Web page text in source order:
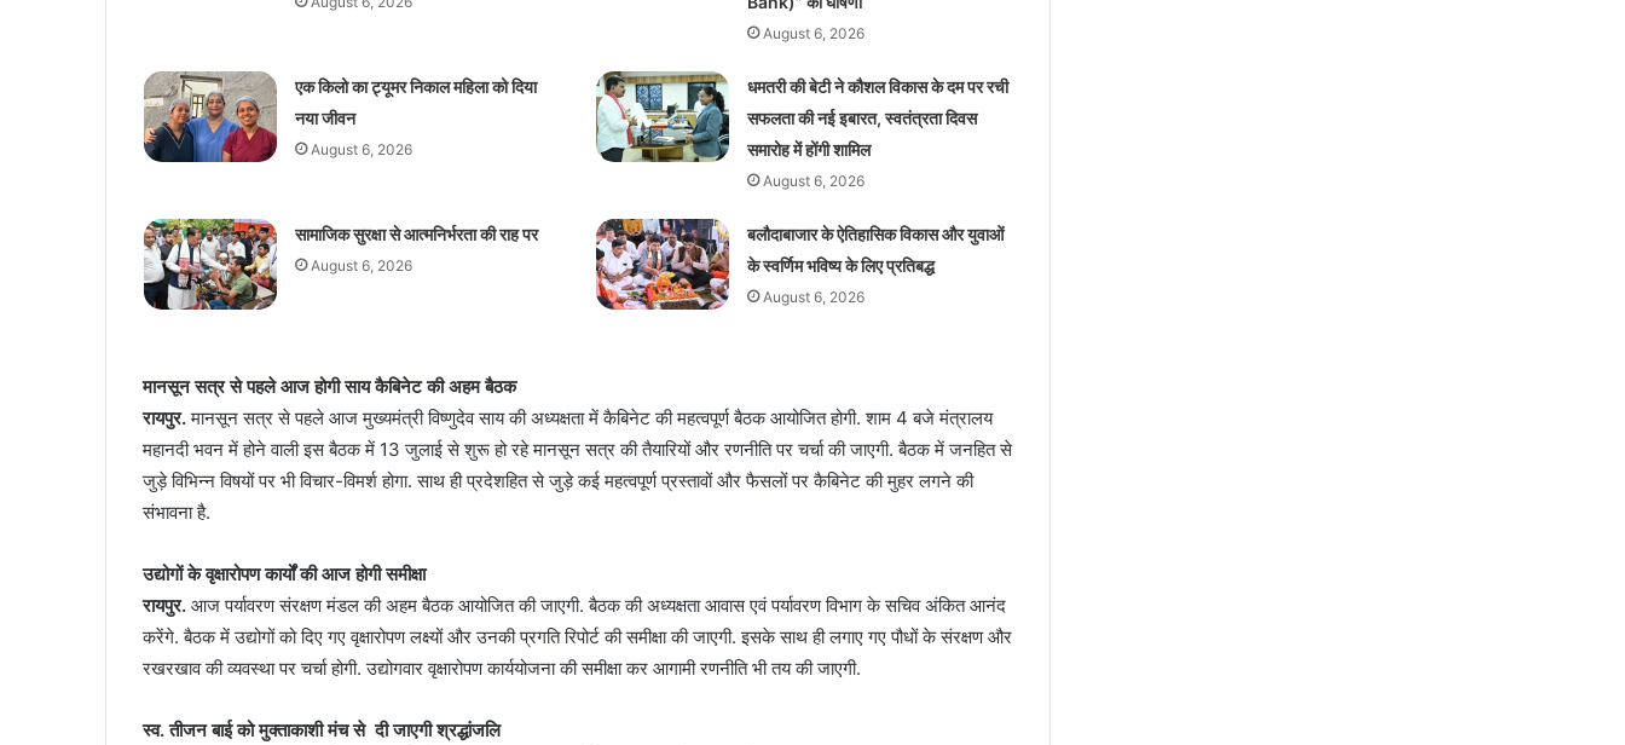
August 6, 2026
एक किलो का ट्यूमर निकाल महिला को दिया
नया जीवन
August 6, 2026
धमतरी की बेटी ने कौशल विकास के दम पर रची
सफलता की नई इबारत, स्वतंत्रता दिवस
समारोह में होंगी शामिल
August 6, 2026
सामाजिक सुरक्षा से आत्मनिर्भरता की राह पर
August 6, 2026
बलौदाबाजार के ऐतिहासिक विकास और युवाओं
के स्वर्णिम भविष्य के लिए प्रतिबद्ध
August 6, 2026
मानसून सत्र से पहले आज होगी साय कैबिनेट की अहम बैठक
रायपुर.मानसून सत्र से पहले आज मुख्यमंत्री विष्णुदेव साय की अध्यक्षता में कैबिनेट की महत्वपूर्ण बैठक आयोजित होगी. शाम 4 बजे मंत्रालय
महानदी भवन में होने वाली इस बैठक में 13 जुलाई से शुरू हो रहे मानसून सत्र की तैयारियों और रणनीति पर चर्चा की जाएगी. बैठक में जनहित से
जुड़े विभिन्न विषयों पर भी विचार-विमर्श होगा. साथ ही प्रदेशहित से जुड़े कई महत्वपूर्ण प्रस्तावों और फैसलों पर कैबिनेट की मुहर लगने की
संभावना है.
उद्योगों के वृक्षारोपण कार्यों की आज होगी समीक्षा
रायपुर. आज पर्यावरण संरक्षण मंडल की अहम बैठक आयोजित की जाएगी. बैठक की अध्यक्षता आवास एवं पर्यावरण विभाग के सचिव अंकित आनंद
करेंगे. बैठक में उद्योगों को दिए गए वृक्षारोपण लक्ष्यों और उनकी प्रगति रिपोर्ट की समीक्षा की जाएगी. इसके साथ ही लगाए गए पौधों के संरक्षण और
रखरखाव की व्यवस्था पर चर्चा होगी. उद्योगवार वृक्षारोपण कार्ययोजना की समीक्षा कर आगामी रणनीति भी तय की जाएगी.
स्व. तीजन बाई को मुक्ताकाशी मंच से दी जाएगी श्रद्धांजलि